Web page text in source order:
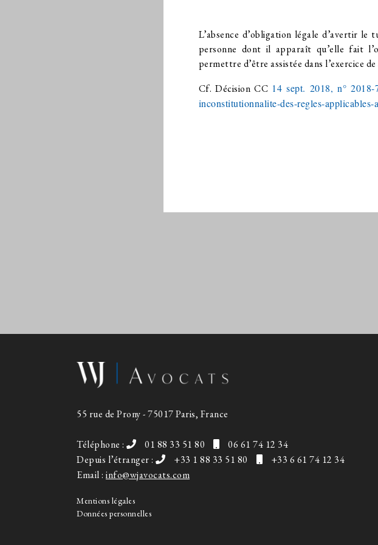
L’absence d’obligation légale d’avertir
personne dont il apparaît qu’elle fait
permettre d’être assistée dans l’exercice
Cf. Décision CC 14 sept. 2018, n° 2018-
inconstitutionnalite-des-regles-
55 rue de Prony - 75017 Paris, France
Téléphone : 01 88 33 51 80
06 61 74 12 34
Depuis l’étranger :
+33 1 88 33 51 80
+33 6 61 74 12 34
Email : info@wjavocats.com
Mentions légales
Données personnelles